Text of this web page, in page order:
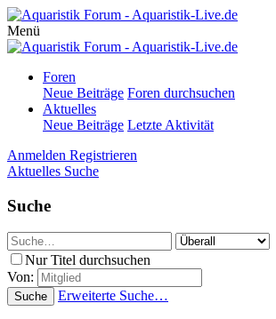
Menü
Foren
Neue Beiträge Foren durchsuchen
Aktuelles
Neue Beiträge Letzte Aktivität
Anmelden Registrieren
Aktuelles Suche
Suche
Nur Titel durchsuchen
Von:
Suche Erweiterte Suche…